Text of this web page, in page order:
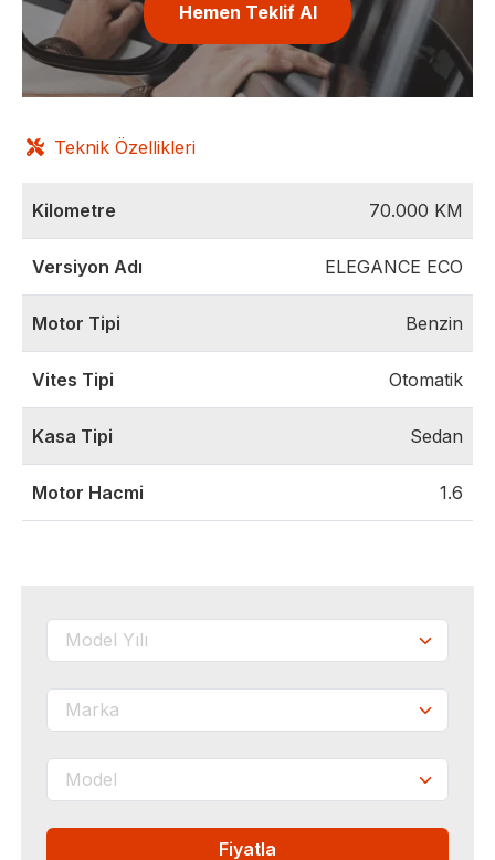
Hemen Teklif Al
Teknik Özellikleri
Kilometre 70.000 KM
Versiyon Adı ELEGANCE ECO
Motor Tipi Benzin
Vites Tipi Otomatik
Kasa Tipi Sedan
Motor Hacmi 1.6
Fiyatla